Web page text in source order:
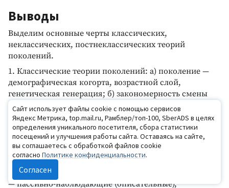
Выводы
Выделим основные черты классических,
неклассических, постнеклассических теорий
поколений.
1. Классические теории поколений: а) поколение —
демографическая когорта, возрастной слой,
генетическая генерация; б) закономерность смены
поколений — линейная; в) предмет исследования —
возрастные особенности, функциональные роли,
наследованные психологические характеристики (для
социально-психологического исследования имеются
риски побочных переменных и смещения предмета
исследования в область возрастной психологии,
психогенетики, демографии); г) методы исследования
— пассивно-наблюдающие (описательные),
Сайт использует файлы cookie с помощью сервисов
Яндекс Метрика, top.mail.ru, Рамблер/топ-100, SberADS в целях
определения уникального посетителя, сбора статистики
посещений и улучшения работы сайта. Оставаясь на сайте,
вы соглашаетесь с обработкой файлов cookie
согласно Политике конфиденциальности.
Согласен